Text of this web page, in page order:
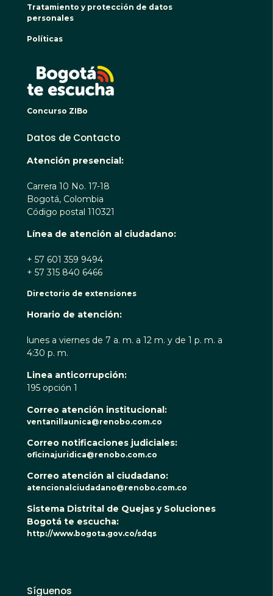
Tratamiento y protección de datos
personales
Políticas
Concurso ZIBo
Datos de Contacto
Atención presencial:
Carrera 10 No. 17-18
Bogotá, Colombia
Código postal 110321
Línea de atención al ciudadano:
+ 57 601 359 9494
+ 57 315 840 6466
Directorio de extensiones
Horario de atención:
lunes a viernes de 7 a. m. a 12 m. y de 1 p. m. a
4:30 p. m.
Linea anticorrupción:
195 opción 1
Correo atención institucional:
ventanillaunica@renobo.com.co
Correo notificaciones judiciales:
oficinajuridica@renobo.com.co
Correo atención al ciudadano:
atencionalciudadano@renobo.com.co
Sistema Distrital de Quejas y Soluciones
Bogotá te escucha:
http://www.bogota.gov.co/sdqs
Síguenos